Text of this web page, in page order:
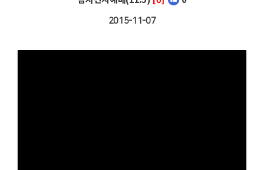
2015-11-07